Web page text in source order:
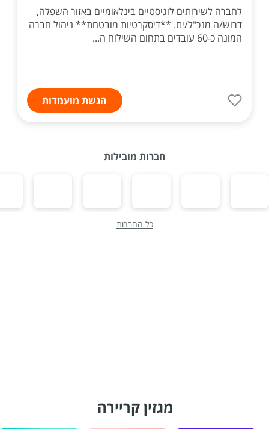
לחברה לשירותים לוגיסטיים בינלאומיים באזור השפלה,
דרוש/ה מנכ"ל/ית. **דיסקרטיות מובטחת** ניהול חברה
המונה כ-60 עובדים בתחום השילוח ה...
הגשת מועמדות
חברות מובילות
כל החברות
מגזין קריירה